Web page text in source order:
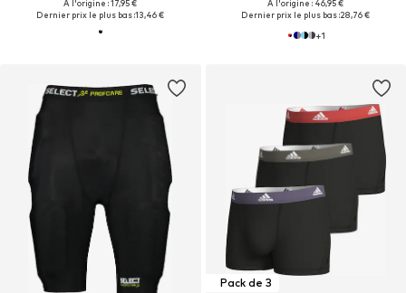
À l'origine : 17,95 €
Dernier prix le plus bas :13,46 €
À l'origine : 46,95 €
Dernier prix le plus bas :28,76 €
+1
Pack de 3